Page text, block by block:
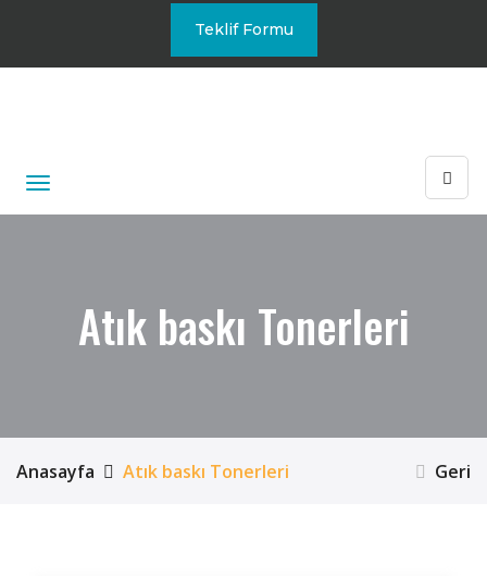
Teklif Formu
Atık baskı Tonerleri
Anasayfa Atık baskı Tonerleri Geri